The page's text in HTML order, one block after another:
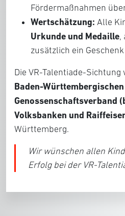
Fördermaßnahmen
Wertschätzung: Alle
Urkunde und Medaille,
zusätzlich ein Geschenk
Die VR-Talentiade-
Baden-Württembergischen
Genossenschaftsverband
Volksbanken und
Württemberg.
Wir wünschen allen
Erfolg bei der VR-